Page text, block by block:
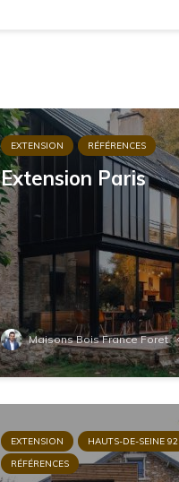
EXTENSION RÉFÉRENCES
Extension Paris
Maisons Bois France Foret
EXTENSION HAUTS-DE-SEINE 92
RÉFÉRENCES